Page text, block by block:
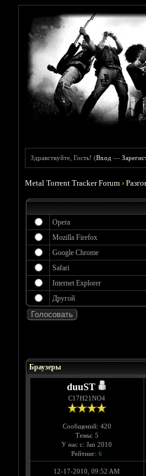
Здравствуйте, Гость! (Вход —
Metal Torrent Tracker Forum ›
Opera
Mozilla Firefox
Google Chrome
Safari
Internet Explorer
Другой
Браузеры
duuST
С17H21NO4
Сообщений: 420
Темы: 5
У нас с: Jan 2010
Рейтинг: 6
12-17-2010, 09:52 AM